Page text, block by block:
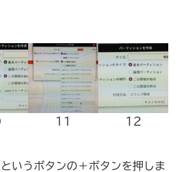
11 12
いうボタンの＋ボタンを押しま